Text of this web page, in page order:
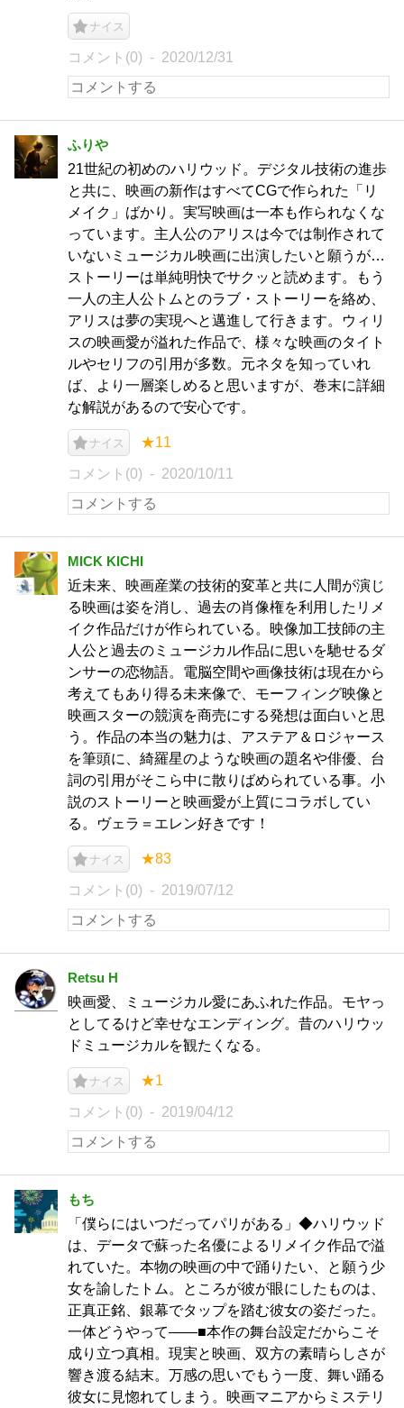
ナイス
コメント(0) 2020/12/31
ふりや
21世紀の初めのハリウッド。デジタル技術の進歩
と共に、映画の新作はすべてCGで作られた「リ
メイク」ばかり。実写映画は一本も作られなくな
っています。主人公のアリスは今では制作されて
いないミュージカル映画に出演したいと願うが…
ストーリーは単純明快でサクッと読めます。もう
一人の主人公トムとのラブ・ストーリーを絡め、
アリスは夢の実現へと邁進して行きます。ウィリ
スの映画愛が溢れた作品で、様々な映画のタイト
ルやセリフの引用が多数。元ネタを知っていれ
ば、より一層楽しめると思いますが、巻末に詳細
な解説があるので安心です。
ナイス ★11
コメント(0) 2020/10/11
MICK KICHI
近未来、映画産業の技術的変革と共に人間が演じ
る映画は姿を消し、過去の肖像権を利用したリメ
イク作品だけが作られている。映像加工技師の主
人公と過去のミュージカル作品に思いを馳せるダ
ンサーの恋物語。電脳空間や画像技術は現在から
考えてもあり得る未来像で、モーフィング映像と
映画スターの競演を商売にする発想は面白いと思
う。作品の本当の魅力は、アステア＆ロジャース
を筆頭に、綺羅星のような映画の題名や俳優、台
詞の引用がそこら中に散りばめられている事。小
説のストーリーと映画愛が上質にコラボしてい
る。ヴェラ＝エレン好きです！
ナイス ★83
コメント(0) 2019/07/12
Retsu H
映画愛、ミュージカル愛にあふれた作品。モヤっ
としてるけど幸せなエンディング。昔のハリウッ
ドミュージカルを観たくなる。
ナイス ★1
コメント(0) 2019/04/12
もち
「僕らにはいつだってパリがある」◆ハリウッド
は、データで蘇った名優によるリメイク作品で溢
れていた。本物の映画の中で踊りたい、と願う少
女を諭したトム。ところが彼が眼にしたものは、
正真正銘、銀幕でタップを踏む彼女の姿だった。
一体どうやって――■本作の舞台設定だからこそ
成り立つ真相。現実と映画、双方の素晴らしさが
響き渡る結末。万感の思いでもう一度、舞い踊る
彼女に見惚れてしまう。映画マニアからミステリ